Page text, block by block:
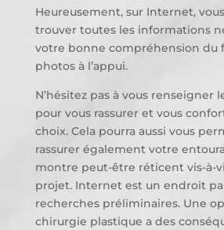
Heureusement, sur Internet,
trouver toutes les informations
votre bonne compréhension du
photos à l’appui.
N’hésitez pas à vous renseigner
pour vous rassurer et vous
choix. Cela pourra aussi vous
rassurer également votre
montre peut-être réticent vis-à-
projet. Internet est un endroit
recherches préliminaires. Une
chirurgie plastique a des